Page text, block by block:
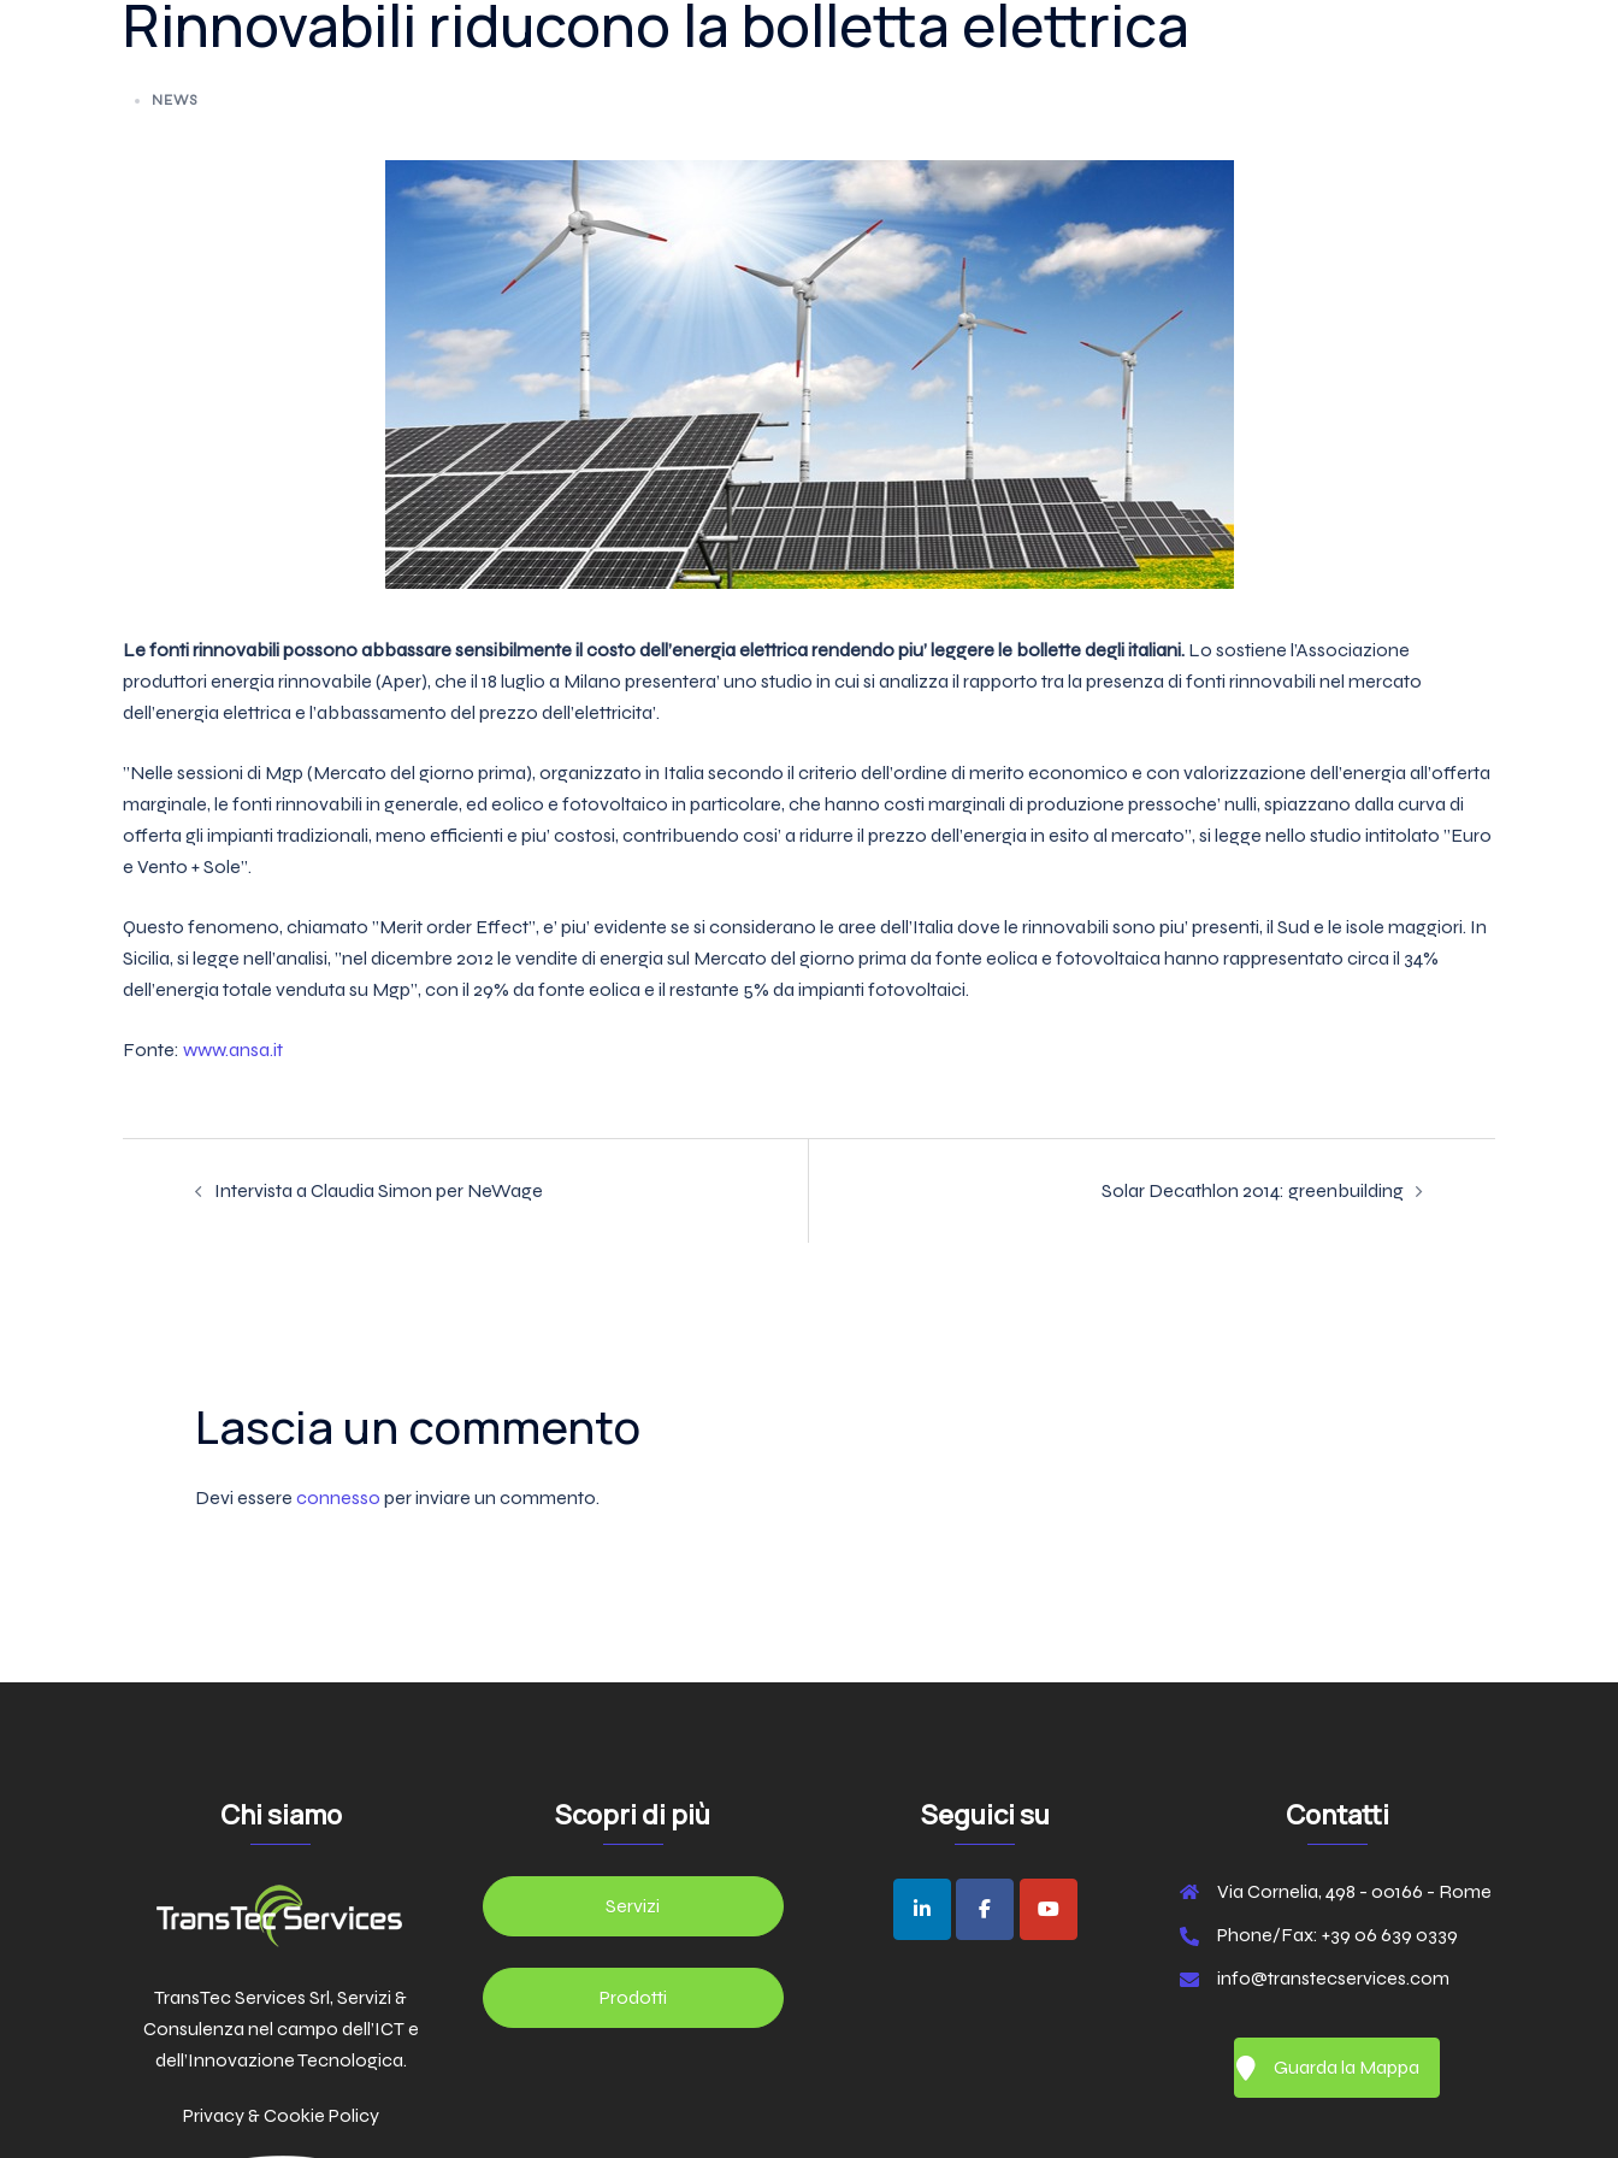
Rinnovabili riducono la bolletta elettrica
NEWS
Le fonti rinnovabili possono abbassare sensibilmente il costo dell’energia elettrica rendendo piu’ leggere le bollette degli italiani. Lo sostiene l’Associazione
produttori energia rinnovabile (Aper), che il 18 luglio a Milano presentera’ uno studio in cui si analizza il rapporto tra la presenza di fonti rinnovabili nel mercato
dell’energia elettrica e l’abbassamento del prezzo dell’elettricita’.
”Nelle sessioni di Mgp (Mercato del giorno prima), organizzato in Italia secondo il criterio dell’ordine di merito economico e con valorizzazione dell’energia all’offerta
marginale, le fonti rinnovabili in generale, ed eolico e fotovoltaico in particolare, che hanno costi marginali di produzione pressoche’ nulli, spiazzano dalla curva di
offerta gli impianti tradizionali, meno efficienti e piu’ costosi, contribuendo cosi’ a ridurre il prezzo dell’energia in esito al mercato”, si legge nello studio intitolato ”Euro
e Vento + Sole”.
Questo fenomeno, chiamato ”Merit order Effect”, e’ piu’ evidente se si considerano le aree dell’Italia dove le rinnovabili sono piu’ presenti, il Sud e le isole maggiori. In
Sicilia, si legge nell’analisi, ”nel dicembre 2012 le vendite di energia sul Mercato del giorno prima da fonte eolica e fotovoltaica hanno rappresentato circa il 34%
dell’energia totale venduta su Mgp”, con il 29% da fonte eolica e il restante 5% da impianti fotovoltaici.
Fonte: www.ansa.it
articolo
Intervista a Claudia Simon per NeWage Solar Decathlon 2014: greenbuilding
Lascia un commento
Devi essere connesso per inviare un commento.
Chi siamo
TransTec Services Srl, Servizi &
Consulenza nel campo dell’ICT e
dell’Innovazione Tecnologica.
Privacy & Cookie Policy
Scopri di più
Servizi
Prodotti
Seguici su Contatti
Via Cornelia, 498 - 00166 - Rome
Phone/Fax: +39 06 639 0339
info@transtecservices.com
Guarda la Mappa